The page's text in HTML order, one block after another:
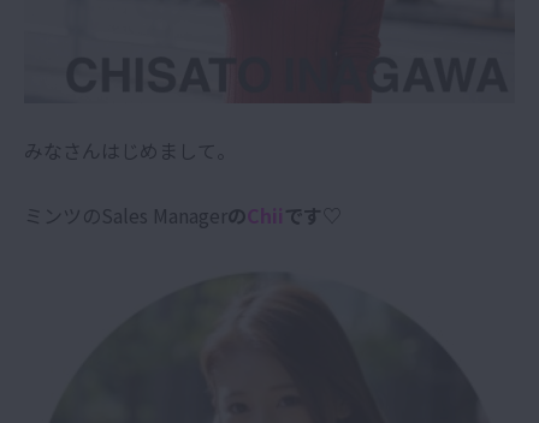
みなさんはじめまして。
ミンツのSales ManagerのChiiです♡